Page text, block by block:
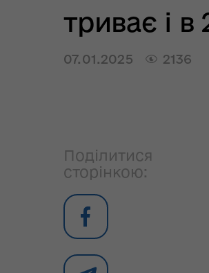
триває і в
07.01.2025 2136
Поділитися
сторінкою: